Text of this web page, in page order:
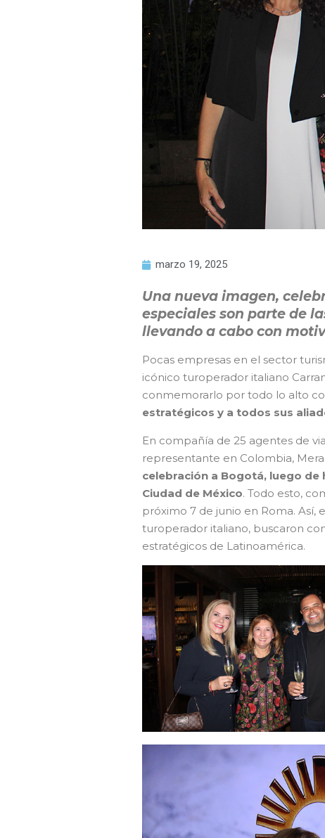
marzo 19, 2025
Una nueva imagen,
especiales son parte de
llevando a cabo con
Pocas empresas en el sector
icónico turoperador italiano
conmemorarlo por todo lo alto
estratégicos y a todos sus
En compañía de 25 agentes de
representante en Colombia,
celebración a Bogotá, luego de
Ciudad de México. Todo esto,
próximo 7 de junio en Roma.
turoperador italiano, buscaron
estratégicos de Latinoamérica.